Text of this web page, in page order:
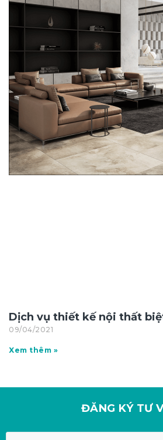
Dịch vụ thiết kế nội thất
09/04/2021
Xem thêm »
ĐĂNG KÝ TƯ